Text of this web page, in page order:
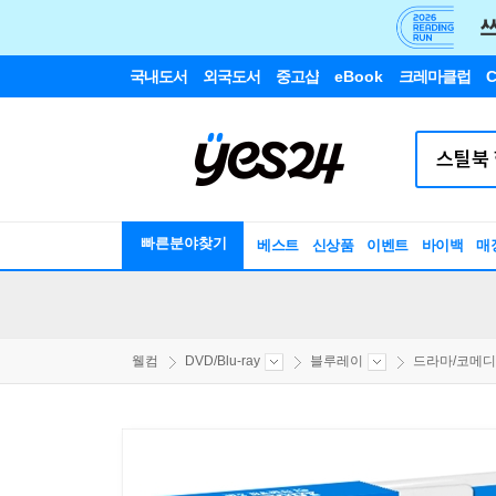
국내도서 외국도서 중고샵 eBook 크레마클럽
빠른분야찾기 베스트 신상품 이벤트 바이백 매
웰컴 DVD/Blu-ray 블루레이 드라마/코메